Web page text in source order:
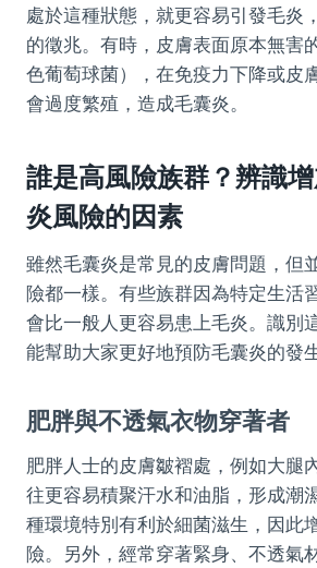
處於這種狀態，就更容易引發毛炎
的徵兆。有時，皮膚表面原本無害
色葡萄球菌），在免疫力下降或皮
會過度繁殖，造成毛囊炎。
誰是高風險族群？辨識
炎風險的因素
雖然毛囊炎是常見的皮膚問題，但
險都一樣。有些族群因為特定生活
會比一般人更容易患上毛炎。識別
能幫助大家更好地預防毛囊炎的發生
肥胖與不透氣衣物穿著者
肥胖人士的皮膚皺褶處，例如大腿
往更容易積聚汗水和油脂，形成潮
種環境特別有利於細菌滋生，因此
險。另外，經常穿著緊身、不透氣